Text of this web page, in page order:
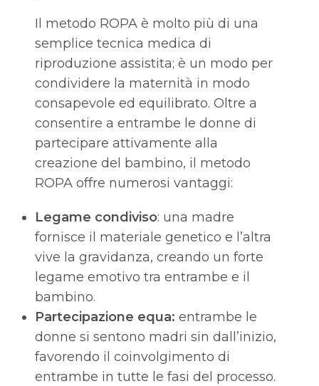
Il metodo ROPA è molto più di una
semplice tecnica medica di
riproduzione assistita; è un modo per
condividere la maternità in modo
consapevole ed equilibrato. Oltre a
consentire a entrambe le donne di
partecipare attivamente alla
creazione del bambino, il metodo
ROPA offre numerosi vantaggi:
Legame condiviso: una madre
fornisce il materiale genetico e l’altra
vive la gravidanza, creando un forte
legame emotivo tra entrambe e il
bambino.
Partecipazione equa: entrambe le
donne si sentono madri sin dall’inizio,
favorendo il coinvolgimento di
entrambe in tutte le fasi del processo.